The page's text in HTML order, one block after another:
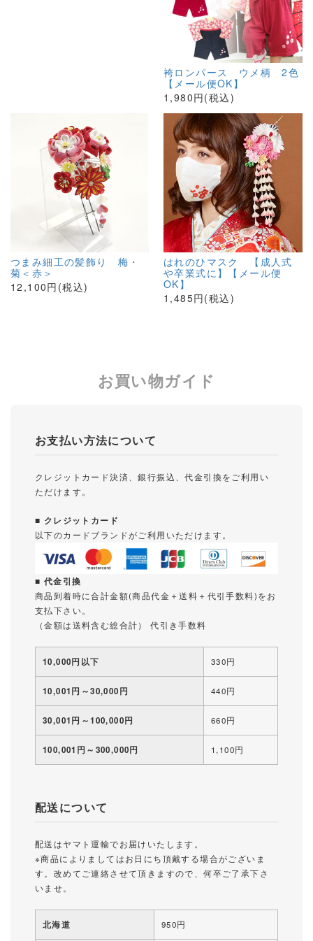
袴ロンパース ウメ柄 2色
【メール便OK】
1,980円(税込)
つまみ細工の髪飾り 梅・
菊＜赤＞
12,100円(税込)
はれのひマスク 【成人式
や卒業式に】【メール便
OK】
1,485円(税込)
お買い物ガイド
お支払い方法について
クレジットカード決済、銀行振込、代金引換をご利用い
ただけます。
■ クレジットカード
以下のカードブランドがご利用いただけます。
■ 代金引換
商品到着時に合計金額(商品代金＋送料＋代引手数料)をお
支払下さい。
（金額は送料含む総合計） 代引き手数料
10,000円以下 330円
10,001円～30,000円 440円
30,001円～100,000円 660円
100,001円～300,000円 1,100円
配送について
配送はヤマト運輸でお届けいたします。
※商品によりましてはお日にち頂戴する場合がございま
す。改めてご連絡させて頂きますので、何卒ご了承下さ
いませ。
北海道 950円